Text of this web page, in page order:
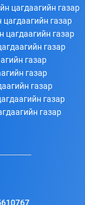
цагдаагийн газар
газар
цагдаагийн газар
газар
газар
газар
газар
газар
газар